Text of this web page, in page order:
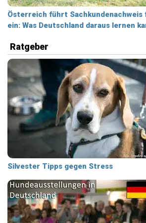
Österreich führt Sachkundenachweis
ein: Was Deutschland daraus lernen
Ratgeber
Silvester Tipps gegen Stress